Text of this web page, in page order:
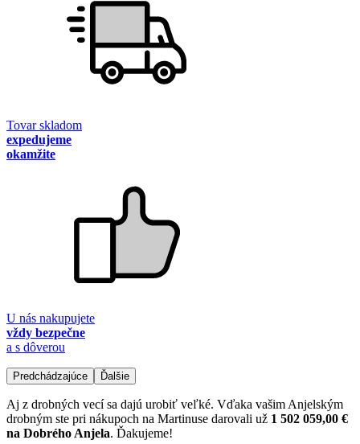
Tovar skladom
expedujeme
okamžite
U nás nakupujete
vždy bezpečne
a s dôverou
Predchádzajúce Ďalšie
Aj z drobných vecí sa dajú urobiť veľké. Vďaka vašim Anjelským
drobným ste pri nákupoch na Martinuse darovali už 1 502 059,00 €
na Dobrého Anjela. Ďakujeme!